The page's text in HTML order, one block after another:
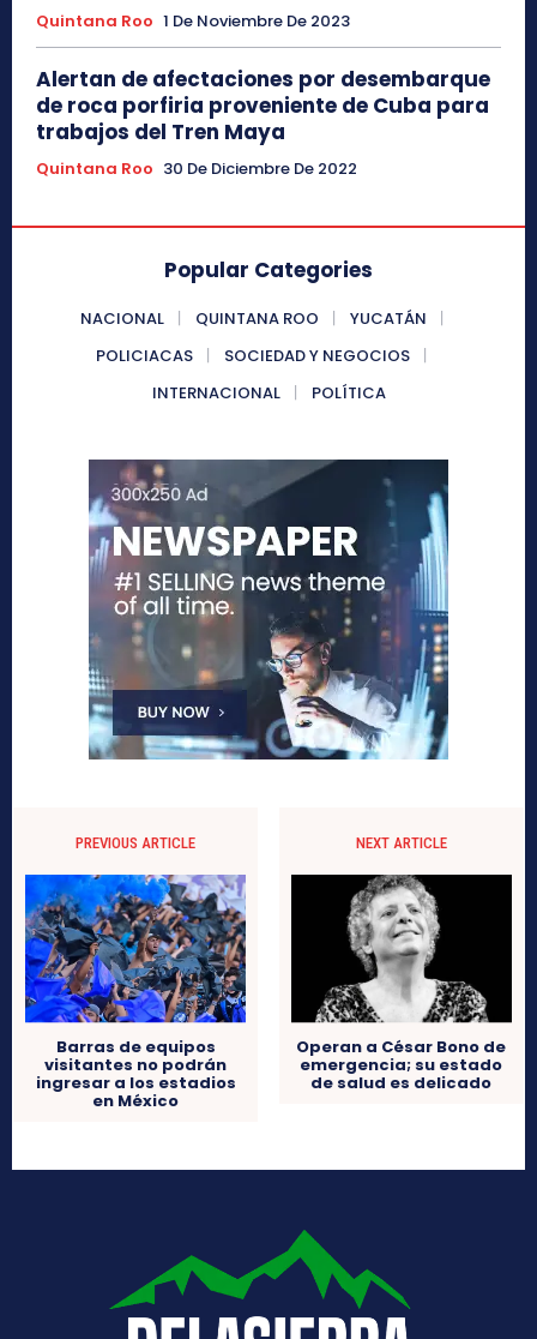
Quintana Roo 1 De Noviembre De 2023
Alertan de afectaciones por desembarque
de roca porfiria proveniente de Cuba para
trabajos del Tren Maya
Quintana Roo 30 De Diciembre De 2022
Popular Categories
NACIONAL QUINTANA ROO
YUCATÁN
POLICIACAS
SOCIEDAD Y NEGOCIOS
INTERNACIONAL
POLÍTICA
PREVIOUS ARTICLE
Barras de equipos
visitantes no podrán
ingresar a los estadios
en México
NEXT ARTICLE
Operan a César Bono de
emergencia; su estado
de salud es delicado